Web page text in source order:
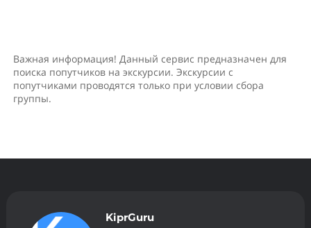
Важная информация! Данный сервис предназначен для
поиска попутчиков на экскурсии. Экскурсии с
попутчиками проводятся только при условии сбора
группы.
KiprGuru